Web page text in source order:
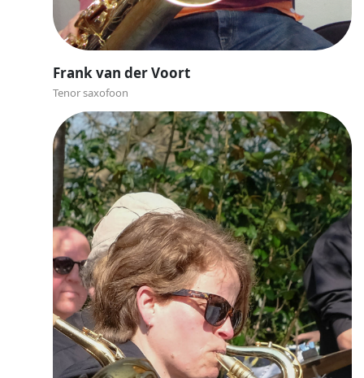
Frank van der Voort
Tenor saxofoon